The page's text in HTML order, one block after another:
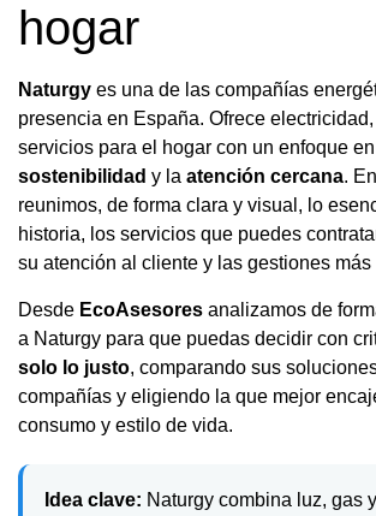
hogar
Naturgy es una de las compañías
presencia en España. Ofrece
servicios para el hogar con un enfoque
sostenibilidad y la atención cercana.
reunimos, de forma clara y visual, lo
historia, los servicios que puedes
su atención al cliente y las gestiones más
Desde EcoAsesores analizamos de
a Naturgy para que puedas decidir con
solo lo justo, comparando sus
compañías y eligiendo la que mejor
consumo y estilo de vida.
Idea clave: Naturgy combina luz, gas